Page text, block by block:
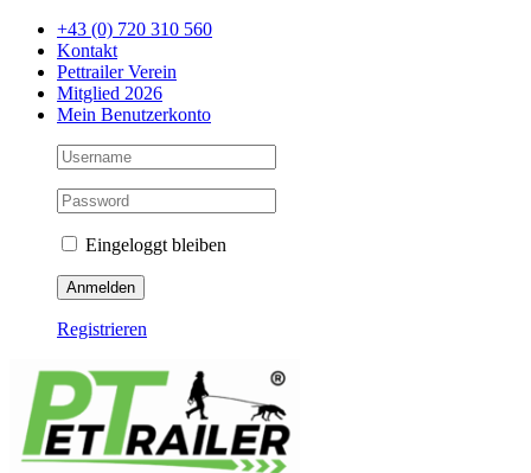
Zum
Inhalt
springen
+43 (0) 720 310 560
Kontakt
Pettrailer Verein
Mitglied 2026
Mein Benutzerkonto
Eingeloggt bleiben
Registrieren
Facebook
YouTube
Instagram